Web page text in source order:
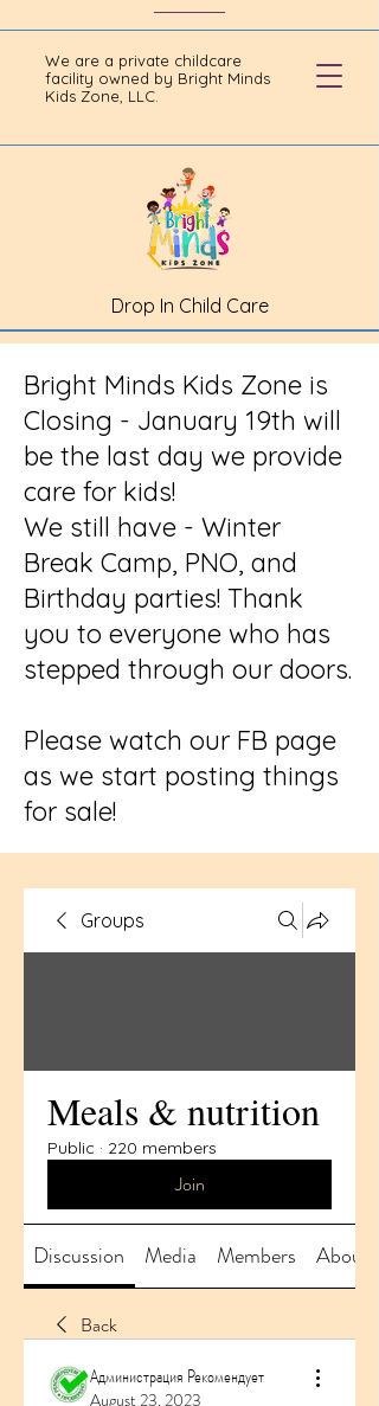
We are a private childcare
facility owned by Bright Minds
Kids Zone, LLC.
Drop In Child Care
Bright Minds Kids Zone is
Closing - January 19th will
be the last day we provide
care for kids!
We still have - Winter
Break Camp, PNO, and
Birthday parties! Thank
you to everyone who has
stepped through our doors.
Please watch our FB page
as we start posting things
for sale!
Groups
Meals & nutrition
Public · 220 members
Join
Discussion Media Members About
Back
Администрация Рекомендует
August 23, 2023